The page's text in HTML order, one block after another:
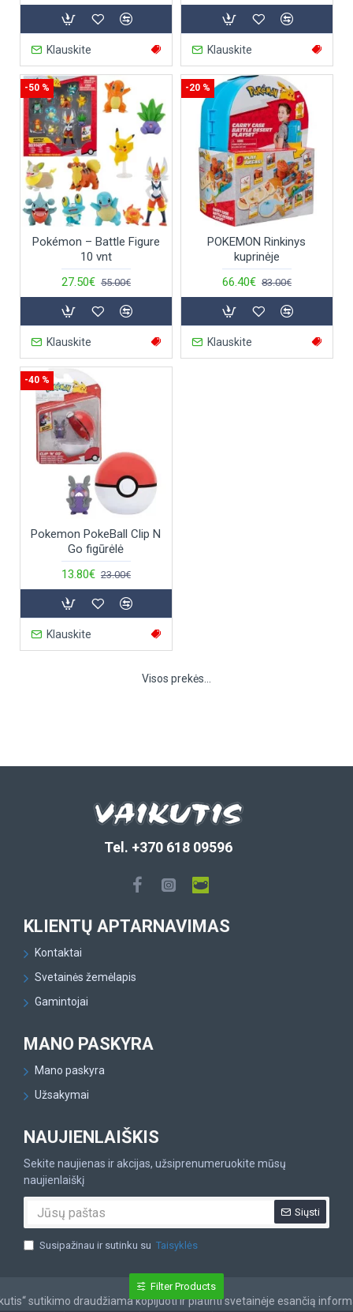
Klauskite Klauskite
-50 %
Pokémon – Battle Figure
10 vnt
27.50€ 55.00€
Klauskite
-20 %
POKEMON Rinkinys
kuprinėje
66.40€ 83.00€
Klauskite
-40 %
Pokemon PokeBall Clip N
Go figūrėlė
13.80€ 23.00€
Klauskite
Visos prekės...
Tel. +370 618 09596
KLIENTŲ APTARNAVIMAS
Kontaktai
Svetainės žemėlapis
Gamintojai
MANO PASKYRA
Mano paskyra
Užsakymai
NAUJIENLAIŠKIS
Sekite naujienas ir akcijas, užsiprenumeruokite mūsų
naujienlaiškį
Siųsti
Susipažinau ir sutinku su Taisyklės
sutikimo draudžiama kopijuoti ir platinti svetainėje esančią
Filter Products